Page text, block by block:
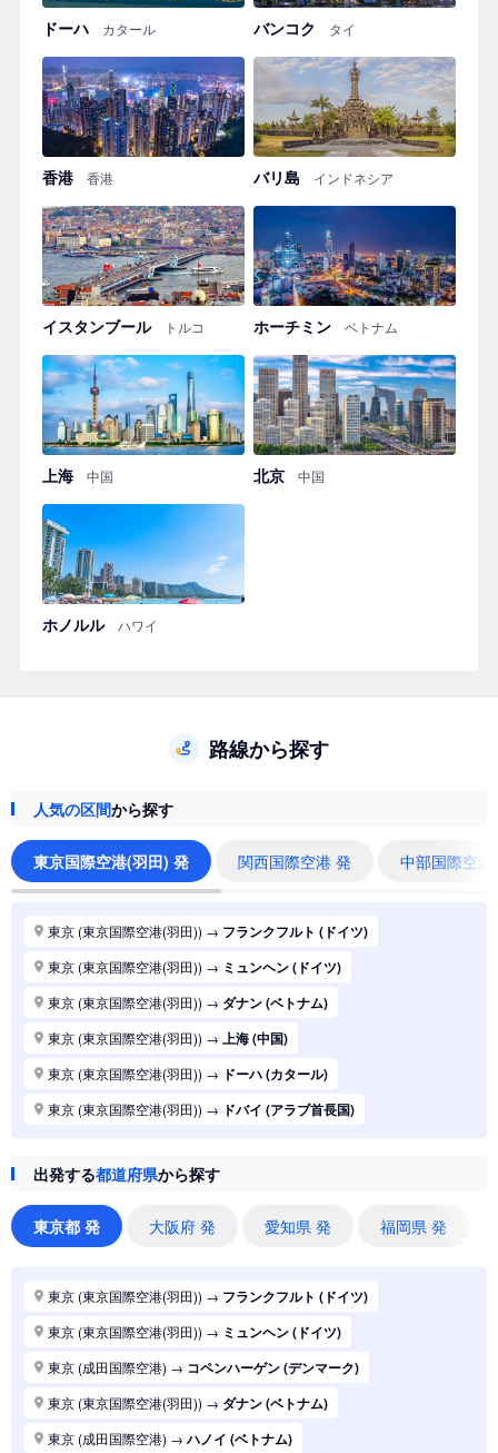
ドーハ カタール バンコク タイ
香港 香港 バリ島 インドネシア
イスタンブール トルコ ホーチミン ベトナム
上海 中国 北京 中国
ホノルル ハワイ
路線から探す
人気の区間から探す
東京国際空港(羽田) 発 関西国際空港 発 中部国際空
東京 (東京国際空港(羽田)) → フランクフルト (ドイツ)
東京 (東京国際空港(羽田)) → ミュンヘン (ドイツ)
東京 (東京国際空港(羽田)) → ダナン (ベトナム)
東京 (東京国際空港(羽田)) → 上海 (中国)
東京 (東京国際空港(羽田)) → ドーハ (カタール)
東京 (東京国際空港(羽田)) → ドバイ (アラブ首長国)
東京 (東京国際空港(羽田))→
東京 (東京国際空港(羽田)) シドニー (オーストラリア)
東京 (東京国際空港(羽田))
東京 (東京国際空港(羽田)) パリ (フランス)
東京 (東京国際空港(羽田)) ハノイ (ベトナム)
東京 (東京国際空港(羽田)) マニラ (フィリピン)
東京 (東京国際空港(羽田)) シンガポール (シンガポール)
東京 (東京国際空港(羽田)) ロンドン (イギリス(英国))
出発する都道府県から探す
東京都 発 大阪府 発 愛知県 発 福岡県 発
東京 (東京国際空港(羽田)) → フランクフルト (ドイツ)
東京 (東京国際空港(羽田)) → ミュンヘン (ドイツ)
東京 (成田国際空港) → コペンハーゲン (デンマーク)
東京 (東京国際空港(羽田)) → ダナン (ベトナム)
東京 (成田国際空港) → ハノイ (ベトナム)